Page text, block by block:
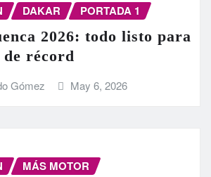
DAKAR PORTADA 1
2026: todo listo para
récord
Gómez May 6, 2026
MÁS MOTOR